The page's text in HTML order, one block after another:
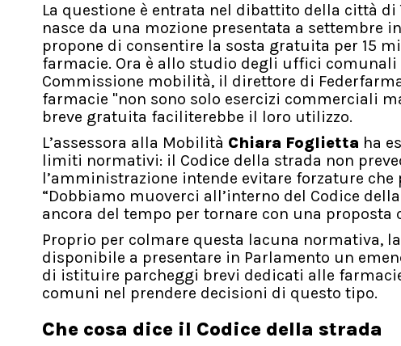
La questione è entrata nel dibattito della città di
nasce da una mozione presentata a settembre
propone di consentire la sosta gratuita per 15
farmacie. Ora è allo studio degli uffici
Commissione mobilità, il direttore di
farmacie "non sono solo esercizi commerciali
breve gratuita faciliterebbe il loro utilizzo.
L’assessora alla Mobilità Chiara Foglietta ha
limiti normativi: il Codice della strada non
l’amministrazione intende evitare forzature
“Dobbiamo muoverci all’interno del Codice
ancora del tempo per tornare con una proposta
Proprio per colmare questa lacuna normativa,
disponibile a presentare in Parlamento un
di istituire parcheggi brevi dedicati alle
comuni nel prendere decisioni di questo tipo.
Che cosa dice il Codice della strada